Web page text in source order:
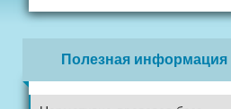
Полезная информация